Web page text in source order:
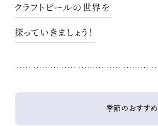
クラフトビールの世界を
探っていきましょう！
季節のおすすめ